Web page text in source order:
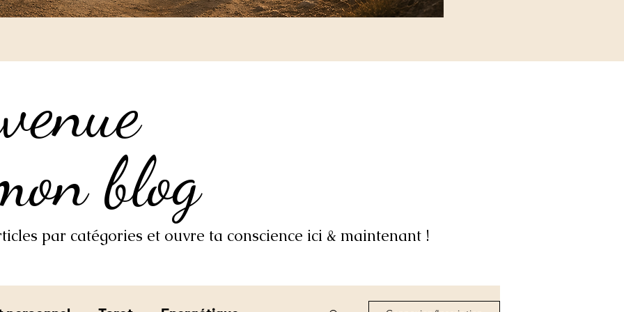
blog
blog
par catégories et ouvre ta conscience ici & maintenant !